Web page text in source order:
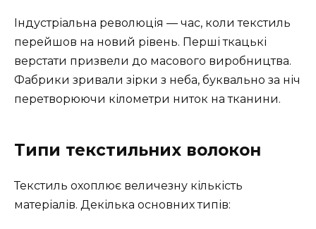
Індустріальна революція — час, коли текстиль
перейшов на новий рівень. Перші ткацькі
верстати призвели до масового виробництва.
Фабрики зривали зірки з неба, буквально за ніч
перетворюючи кілометри ниток на тканини.
Типи текстильних волокон
Текстиль охоплює величезну кількість
матеріалів. Декілька основних типів: